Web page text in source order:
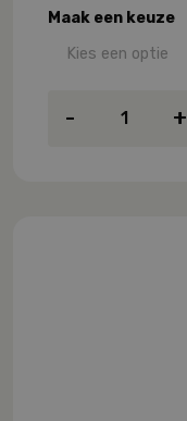
Maak een keuze
-
Master
+